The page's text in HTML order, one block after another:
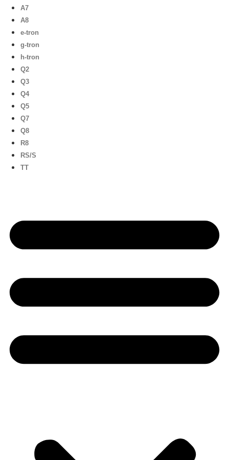
A7
A8
e-tron
g-tron
h-tron
Q2
Q3
Q4
Q5
Q7
Q8
R8
RS/S
TT